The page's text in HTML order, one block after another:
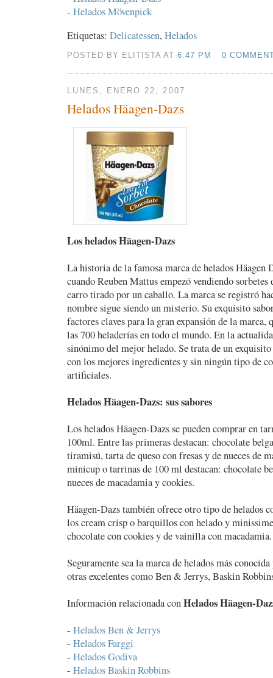
- Helados Mövenpick
Etiquetas: Delicatessen, Helados
POSTED BY ELITISTA AT6:47 PM 0
LUNES, ENERO 22, 2007
Helados Häagen-Dazs
Los helados Häagen-Dazs
La historia de la famosa marca de helados Häagen
cuando Reuben Mattus empezó vendiendo
carro tirado por un caballo. La marca se registró
nombre sigue siendo un misterio. Su exquisito
factores claves para la gran expansión de la marca,
las 700 heladerías en todo el mundo. En la
sinónimo del mejor helado. Se trata de un
con los mejores ingredientes y sin ningún tipo de
artificiales.
Helados Häagen-Dazs: sus sabores
Los helados Häagen-Dazs se pueden comprar en
100ml. Entre las primeras destacan: chocolate
tiramisú, tarta de queso con fresas y de nueces de
minicup o tarrinas de 100 ml destacan: chocolate
nueces de macadamia y cookies.
Häagen-Dazs también ofrece otro tipo de helados
los cream crisp o barquillos con helado y
chocolate con cookies y de vainilla con macadamia.
Seguramente sea la marca de helados más
otras excelentes como Ben & Jerrys, Baskin
Información relacionada conHelados Häagen-
- Helados Ben & Jerrys
- Helados Farggi
- Helados Godiva
- Helados Baskin Robbins